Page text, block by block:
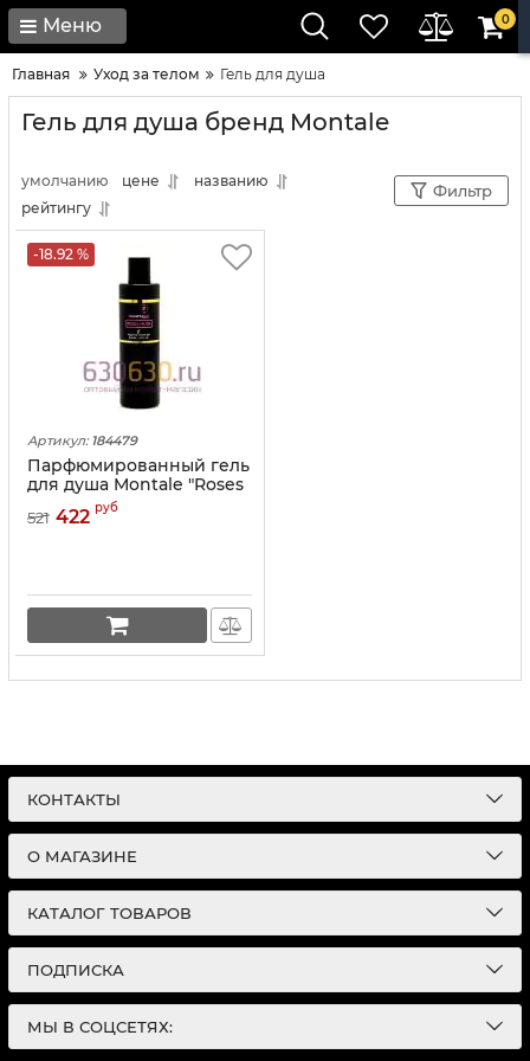
Меню 0
Главная Уход за телом Гель для душа
Гель для душа бренд Montale
умолчанию цене
названию
рейтингу
Фильтр
-18.92 %
Артикул: 184479
Парфюмированный гель
для душа Montale "Roses
Musk" 250 ml
521 422 руб
КОНТАКТЫ
О МАГАЗИНЕ
КАТАЛОГ ТОВАРОВ
ПОДПИСКА
МЫ В СОЦСЕТЯХ: